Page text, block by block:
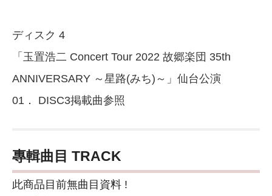
ディスク 4
「玉置浩二 Concert Tour 2022 故郷楽団 35th
ANNIVERSARY ～星路(みち)～」仙台公演
01． DISC3掲載曲参照
專輯曲目 TRACK
此商品目前無曲目資料 !